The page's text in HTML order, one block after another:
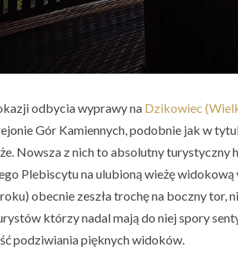
odbycia wyprawy na Dzikowiec
Gór Kamiennych, podobnie jak w
Nowsza z nich to absolutny
Plebiscytu na ulubioną wieżę
obecnie zeszła trochę na boczny tor,
którzy nadal mają do niej spory
podziwiania pięknych widoków.